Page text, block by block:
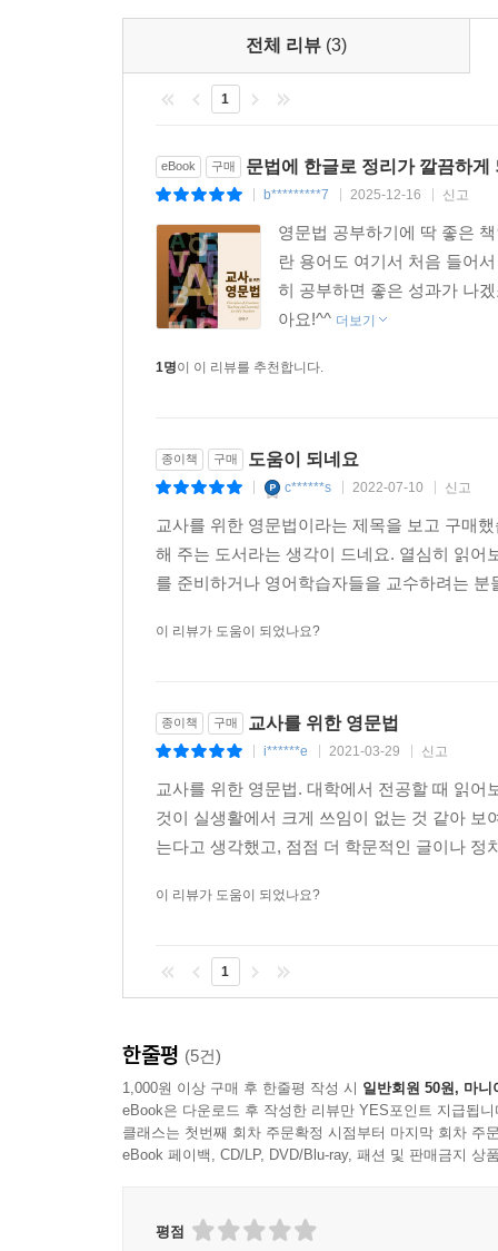
5.2.1 조동사의 종류
5.2.2 조동사의 특징
5.2.3 양상조동사: ought, need, dare
5.2.4 비양상조동사: have, do, be, use
5.3 학습 지도
6.1 형용사
6.1.1 형용사의 정의와 특성
6.1.3 형용사의 종류
6.1.6 형용사들의 어순: 가변성과 주관성
6.1.7 유표성과 형용사
6.2.1 부사의 정의와 특성
6.2.2 부사구의 구조와 종류
6.2.3 부사의 위치
6.3 정도어와 어순
6.4.2 비교급/최상급의 형태
6.4.3 불규칙 굴절형의 비교급/최상급
6.4.5 주의할 비교급/최상급
6.5 학습
제7장 전치사, 소사, 등위접속사
7.1 전치사
7.1.1 전치사의 정의와 특성
7.1.3 전치사(구)의 문법적 기능
7.1.4 전치사구의 구조
7.1.5 전치사의 의미
7.1.6 기타 주요 전치사들의 비교
7.2.1 동사-소사 구조
전체 리뷰 (3)
1
eBook 구매 문법에 한글로 정리가 깔끔하
b*********7 2025-12-16 신고
영문법 공부하기에 딱 좋은
란 용어도 여기서 처음 들어
히 공부하면 좋은 성과가 나
아요!^^ 더보기
1명이 이 리뷰를 추천합니다.
종이책 구매 도움이 되네요
c******s 2022-07-10 신고
교사를 위한 영문법이라는 제목을 보고 구매
해 주는 도서라는 생각이 드네요. 열심히 읽
를 준비하거나 영어학습자들을 교수하려는
이 리뷰가 도움이 되었나요?
종이책 구매 교사를 위한 영문법
i******e 2021-03-29 신고
교사를 위한 영문법. 대학에서 전공할 때 읽
것이 실생활에서 크게 쓰임이 없는 것 같아
는다고 생각했고, 점점 더 학문적인 글이나
이 리뷰가 도움이 되었나요?
1
한줄평 (5건)
1,000원 이상 구매 후 한줄평 작성 시 일반회원 50원, 마니
eBook은 다운로드 후 작성한 리뷰만 YES포인트 지급됩니
클래스는 첫번째 회차 주문확정 시점부터 마지막 회차 주
eBook 페이백, CD/LP, DVD/Blu-ray, 패션 및 판매금지 상
평점